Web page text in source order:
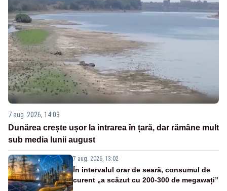
7 aug. 2026, 14:03
Dunărea crește ușor la intrarea în țară, dar rămâne mult
sub media lunii august
7 aug. 2026, 13:02
În intervalul orar de seară, consumul de
curent „a scăzut cu 200-300 de megawați”